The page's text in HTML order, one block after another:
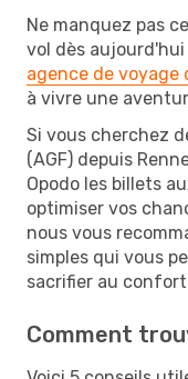
Ne manquez pas
vol dès aujourd'hui
agence de voyage
à vivre une
Si vous cherchez
(AGF) depuis
Opodo les billets
optimiser vos
nous vous
simples qui vous
sacrifier au
Comment